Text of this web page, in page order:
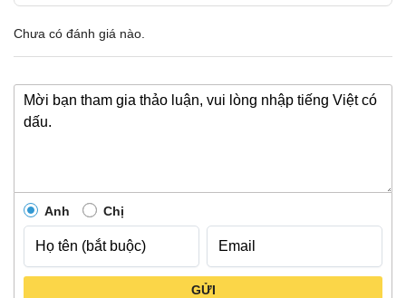
Chưa có đánh giá nào.
Anh Chị
GỬI